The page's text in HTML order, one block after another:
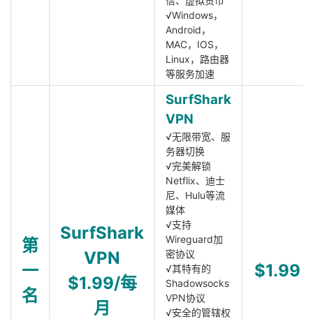
√Windows，
Android，
MAC，IOS，
Linux，路由器
等服务加速
第
一
名
SurfShark
VPN
$1.99/每
月
SurfShark
VPN
√无限带宽、服
务器切换
√完美解锁
Netflix、迪士
尼、Hulu等流
媒体
√支持
Wireguard加
密协议
√其特有的
Shadowsocks
VPN协议
√安全的管辖权
$1.99